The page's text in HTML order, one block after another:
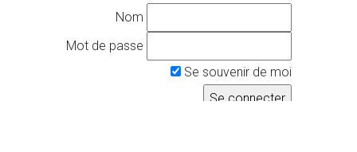
Nom
Mot de passe
Se souvenir de moi